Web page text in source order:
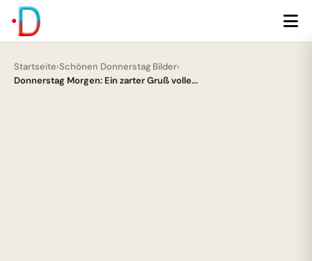
Startseite›Schönen Donnerstag Bilder›
Donnerstag Morgen: Ein zarter Gruß volle...